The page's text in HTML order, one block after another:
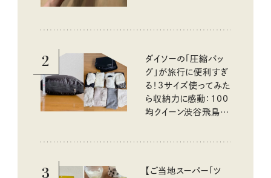
2
ダイソーの「圧縮バッ
グ」が旅行に便利すぎ
る！3サイズ使ってみた
ら収納力に感動：100
均クイーン渋谷飛鳥の
3
【ご当地スーパー「ツ